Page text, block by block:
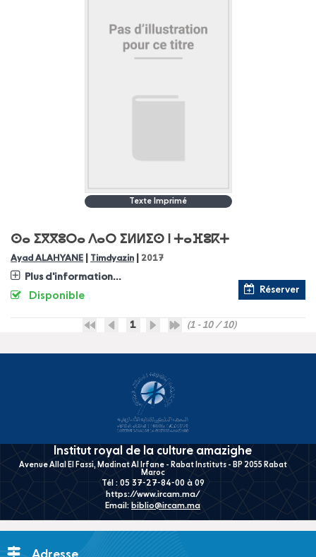
Texte Imprimé
ⵙⴰ ⵉⴳⴳⵓⵔⴰ ⴷⴰⵔ ⵉⵍⵍⵉⵙ ⵏ ⵜⴰⴼⵓⴽⵜ
Ayad ALAHYANE Timdyazin 2017
Plus d'information...
Réserver
Disponible
1 (1 - 10 / 10)
Institut royal de la culture amazighe
Avenue Allal El Fassi, Madinat Al Irfane - Rabat Instituts - BP 2055 Rabat
Maroc
Tél : 05 37-27-84-00 à 09
https://www.ircam.ma/
Email: biblio@ircam.ma